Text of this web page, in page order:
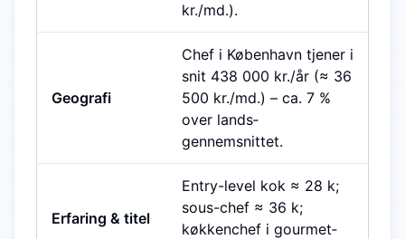
kr./md.).
Geografi
Chef i København tjener i
snit 438 000 kr./år (≈ 36
500 kr./md.) – ca. 7 %
over lands­
gennemsnittet.
Erfaring & titel
Entry-level kok ≈ 28 k;
sous-chef ≈ 36 k;
køkkenchef i gourmet­